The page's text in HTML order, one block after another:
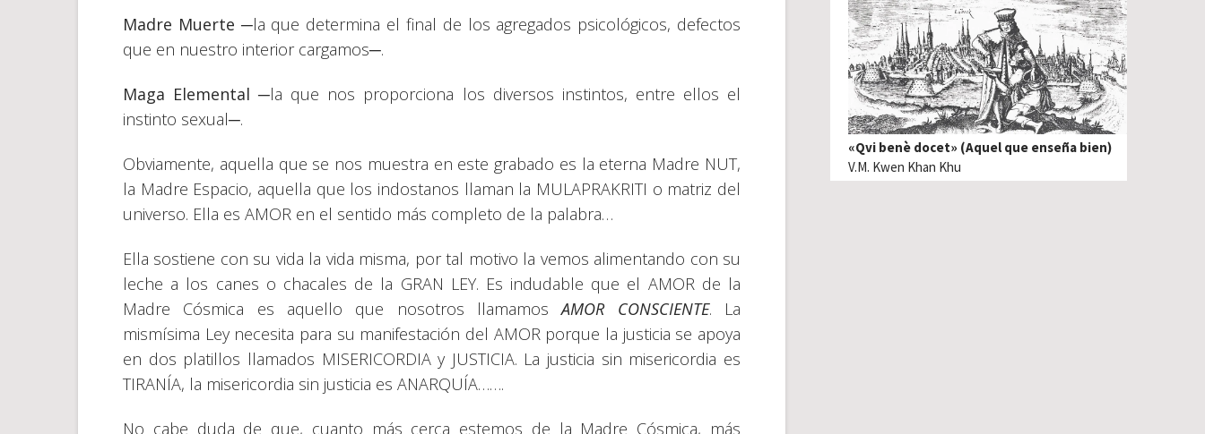
Madre Muerte ─la que determina el final de los agregados psicológicos, defectos
que en nuestro interior cargamos─.
Maga Elemental ─la que nos proporciona los diversos instintos, entre ellos el
instinto sexual─.
Obviamente, aquella que se nos muestra en este grabado es la eterna Madre NUT,
la Madre Espacio, aquella que los indostanos llaman la MULAPRAKRITI o matriz del
universo. Ella es AMOR en el sentido más completo de la palabra…
Ella sostiene con su vida la vida misma, por tal motivo la vemos alimentando con su
leche a los canes o chacales de la GRAN LEY. Es indudable que el AMOR de la
Madre Cósmica es aquello que nosotros llamamosAMOR CONSCIENTE. La
mismísima Ley necesita para su manifestación del AMOR porque la justicia se apoya
en dos platillos llamados MISERICORDIA y JUSTICIA. La justicia sin misericordia es
TIRANÍA, la misericordia sin justicia es ANARQUÍA…….
No cabe duda de que, cuanto más cerca estemos de la Madre Cósmica, más
«Qvi benè docet» (Aquel que enseña bien)
V.M. Kwen Khan Khu